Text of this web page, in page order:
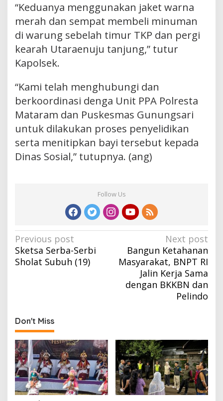
“Keduanya menggunakan jaket warna
merah dan sempat membeli minuman
di warung sebelah timur TKP dan pergi
kearah Utaraenuju tanjung,” tutur
Kapolsek.
“Kami telah menghubungi dan
berkoordinasi denga Unit PPA Polresta
Mataram dan Puskesmas Gunungsari
untuk dilakukan proses penyelidikan
serta menitipkan bayi tersebut kepada
Dinas Sosial,” tutupnya. (ang)
Follow Us
Post
navigation
Previous post
Sketsa Serba-Serbi
Sholat Subuh (19)
Next post
Bangun Ketahanan
Masyarakat, BNPT RI
Jalin Kerja Sama
dengan BKKBN dan
Pelindo
Don't Miss